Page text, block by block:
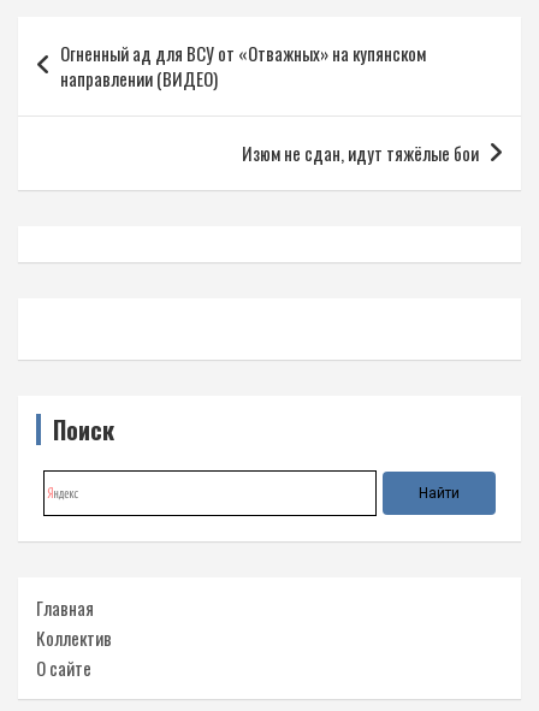
по
записям
Огненный ад для ВСУ от «Отважных» на купянском
направлении (ВИДЕО)
Изюм не сдан, идут тяжёлые бои
Поиск
Главная
Коллектив
О сайте